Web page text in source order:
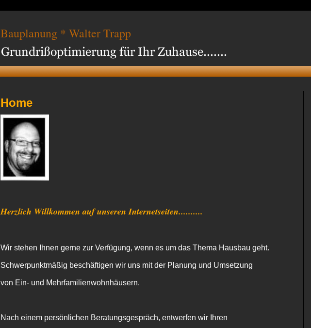
Bauplanung * Walter Trapp
Home
Herzlich Willkommen auf unseren Internetseiten..........
Wir stehen Ihnen gerne zur Verfügung, wenn es um das Thema Hausbau geht.
Schwerpunktmäßig beschäftigen wir uns mit der Planung und Umsetzung
von Ein- und Mehrfamilienwohnhäusern.
Nach einem persönlichen Beratungsgespräch, entwerfen wir Ihren